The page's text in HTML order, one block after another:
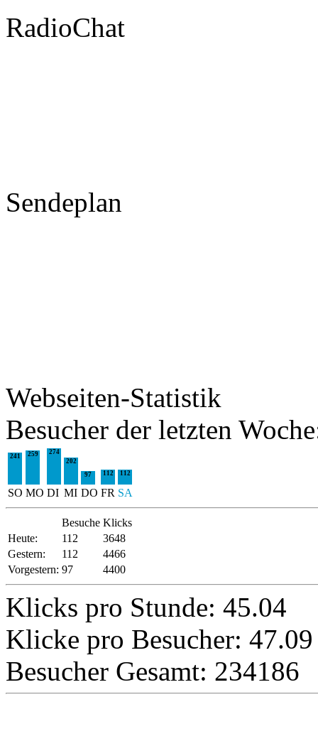
RadioChat
Sendeplan
Webseiten-Statistik
Besucher der letzten
241 259
274
202
97
112 112
SO MO DI MI DO FR SA
Besuche Klicks
Heute:
112
3648
Gestern:
112
4466
Vorgestern: 97 4400
Klicks pro Stunde: 45.04
Klicke pro Besucher: 47.09
Besucher Gesamt: 234186